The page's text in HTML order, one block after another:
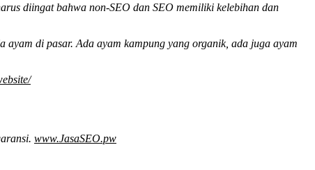
diingat bahwa non-SEO dan SEO memiliki kelebihan dan
di pasar. Ada ayam kampung yang organik, ada juga ayam
www.JasaSEO.pw